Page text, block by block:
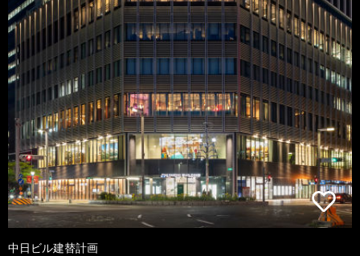
中日ビル建替計画